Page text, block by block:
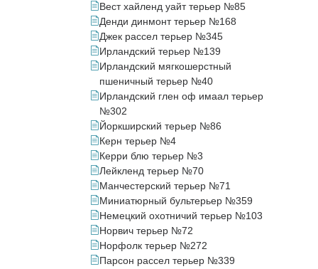
Вест хайленд уайт терьер №85
Денди динмонт терьер №168
Джек рассел терьер №345
Ирландский терьер №139
Ирландский мягкошерстный
пшеничный терьер №40
Ирландский глен оф имаал терьер
№302
Йоркширский терьер №86
Керн терьер №4
Керри блю терьер №3
Лейкленд терьер №70
Манчестерский терьер №71
Миниатюрный бультерьер №359
Немецкий охотничий терьер №103
Норвич терьер №72
Норфолк терьер №272
Парсон рассел терьер №339